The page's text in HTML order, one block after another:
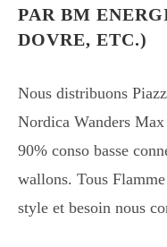
PAR BM
DOVRE, ETC.)
Nous distribuons
Nordica Wanders
90% conso basse
wallons. Tous
style et besoin nous